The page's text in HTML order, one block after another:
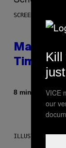
SCREENSHOT:
Mastery
Time
8 minuten
ILLUSTRATION
Kill
VICE
our